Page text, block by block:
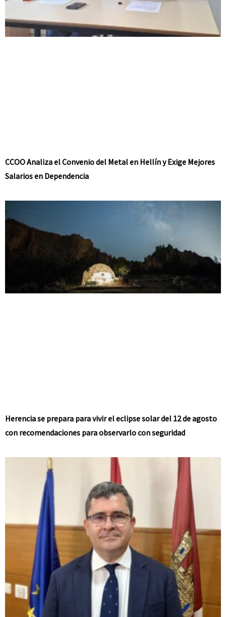
CCOO Analiza el Convenio del Metal en Hellín y Exige Mejores
Salarios en Dependencia
Herencia se prepara para vivir el eclipse solar del 12 de agosto
con recomendaciones para observarlo con seguridad